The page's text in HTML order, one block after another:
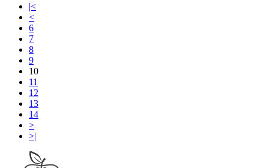
|<
<
6
7
8
9
10
11
12
13
14
>
>|